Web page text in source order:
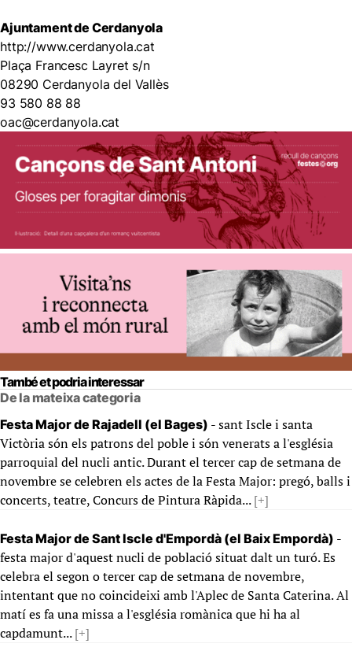
Ajuntament de Cerdanyola
http://www.cerdanyola.cat
Plaça Francesc Layret s/n
08290 Cerdanyola del Vallès
93 580 88 88
oac@cerdanyola.cat
També et podria interessar
De la mateixa categoria
Festa Major de Rajadell (el Bages) - sant Iscle i santa
Victòria són els patrons del poble i són venerats a l'església
parroquial del nucli antic. Durant el tercer cap de setmana de
novembre se celebren els actes de la Festa Major: pregó, balls i
concerts, teatre, Concurs de Pintura Ràpida...[+]
Festa Major de Sant Iscle d'Empordà (el Baix Empordà) -
festa major d'aquest nucli de població situat dalt un turó. Es
celebra el segon o tercer cap de setmana de novembre,
intentant que no coincideixi amb l'Aplec de Santa Caterina. Al
matí es fa una missa a l'església romànica que hi ha al
capdamunt...[+]